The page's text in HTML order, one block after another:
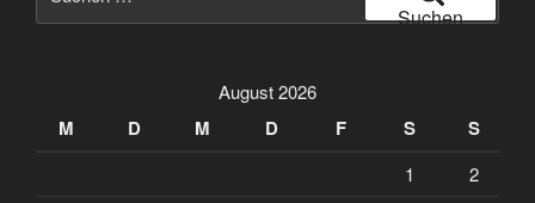
nach:
Suchen
August 2026
M D M D F S S
1
2